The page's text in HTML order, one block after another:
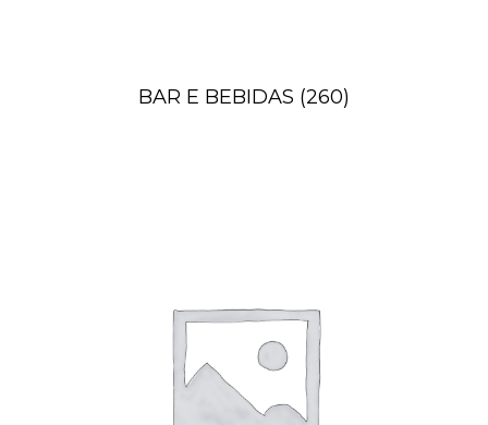
BAR E BEBIDAS (260)